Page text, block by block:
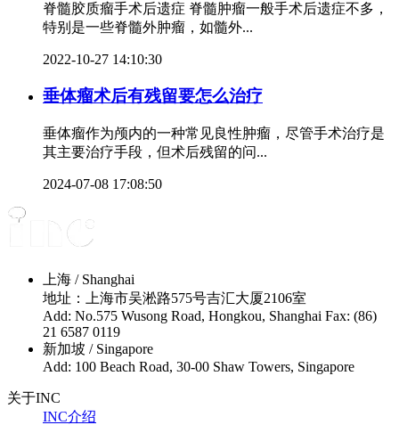
脊髓胶质瘤手术后遗症 脊髓肿瘤一般手术后遗症不多，
特别是一些脊髓外肿瘤，如髓外...
2022-10-27 14:10:30
垂体瘤术后有残留要怎么治疗
垂体瘤作为颅内的一种常见良性肿瘤，尽管手术治疗是
其主要治疗手段，但术后残留的问...
2024-07-08 17:08:50
上海 / Shanghai
地址：上海市吴淞路575号吉汇大厦2106室
Add: No.575 Wusong Road, Hongkou, Shanghai Fax: (86)
21 6587 0119
新加坡 / Singapore
Add: 100 Beach Road, 30-00 Shaw Towers, Singapore
关于INC
INC介绍